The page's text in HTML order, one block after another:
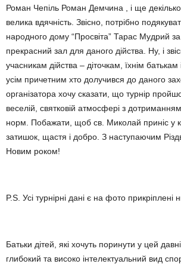
Роман Чепіль Роман Демчина , і ще
велика вдячність. Звісно, потрібно
народного дому “Просвіта” Тарас Мудрий
прекрасний зал для даного дійства. Ну, і
учасникам дійства – діточкам, їхнім
усім причетним хто долучився до даного
організатора хочу сказати, що турнір
веселій, святковій атмосфері з
норм. Побажати, щоб св. Миколай приніс у
затишок, щастя і добро. З наступаючим
Новим роком!
P.S. Усі турнірні дані є на фото прикріплені
Батьки дітей, які хочуть поринути у цей
глибокий та високо інтелектуальний вид